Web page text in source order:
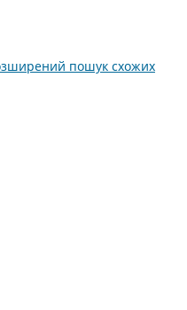
пошук схожих